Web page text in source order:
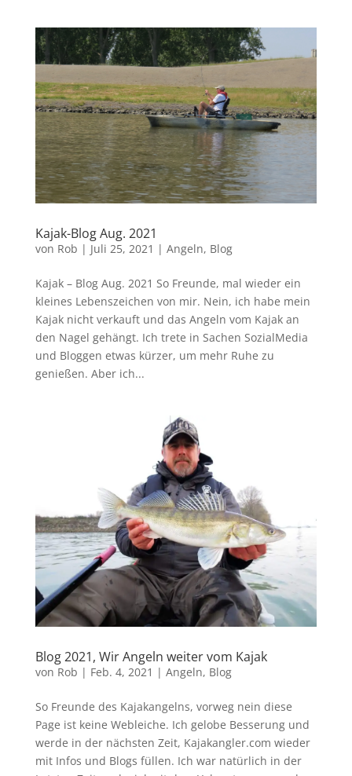
Kajak-Blog Aug. 2021
von Rob | Juli 25, 2021 | Angeln, Blog
Kajak – Blog Aug. 2021 So Freunde, mal wieder ein
kleines Lebenszeichen von mir. Nein, ich habe mein
Kajak nicht verkauft und das Angeln vom Kajak an
den Nagel gehängt. Ich trete in Sachen SozialMedia
und Bloggen etwas kürzer, um mehr Ruhe zu
genießen. Aber ich...
Blog 2021, Wir Angeln weiter vom Kajak
von Rob | Feb. 4, 2021 | Angeln, Blog
So Freunde des Kajakangelns, vorweg nein diese
Page ist keine Webleiche. Ich gelobe Besserung und
werde in der nächsten Zeit, Kajakangler.com wieder
mit Infos und Blogs füllen. Ich war natürlich in der